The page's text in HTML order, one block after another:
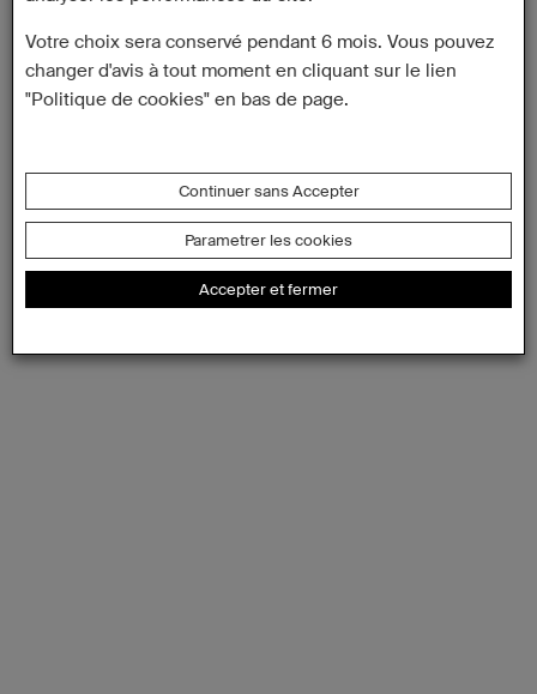
Votre choix sera conservé pendant 6 mois. Vous pouvez
changer d'avis à tout moment en cliquant sur le lien
"Politique de cookies" en bas de page.
Continuer sans Accepter
Parametrer les cookies
Accepter et fermer